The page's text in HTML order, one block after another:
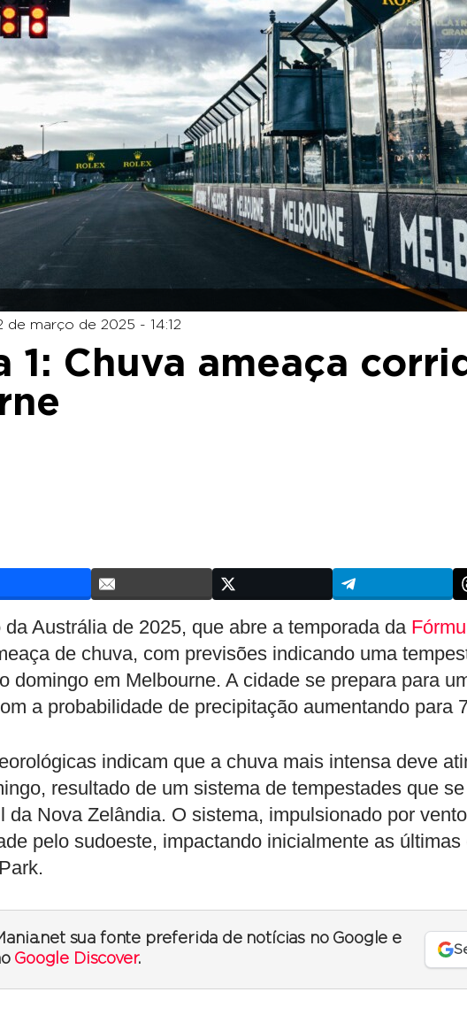
de março de 2025 - 14:12
1: Chuva ameaça
Austrália de 2025, que abre a temporada da
de chuva, com previsões indicando uma
domingo em Melbourne. A cidade se prepara para
a probabilidade de precipitação aumentando para
indicam que a chuva mais intensa deve
resultado de um sistema de tempestades que
da Nova Zelândia. O sistema, impulsionado por
pelo sudoeste, impactando inicialmente as últimas
sua fonte preferida de notícias no Google e
Google Discover.